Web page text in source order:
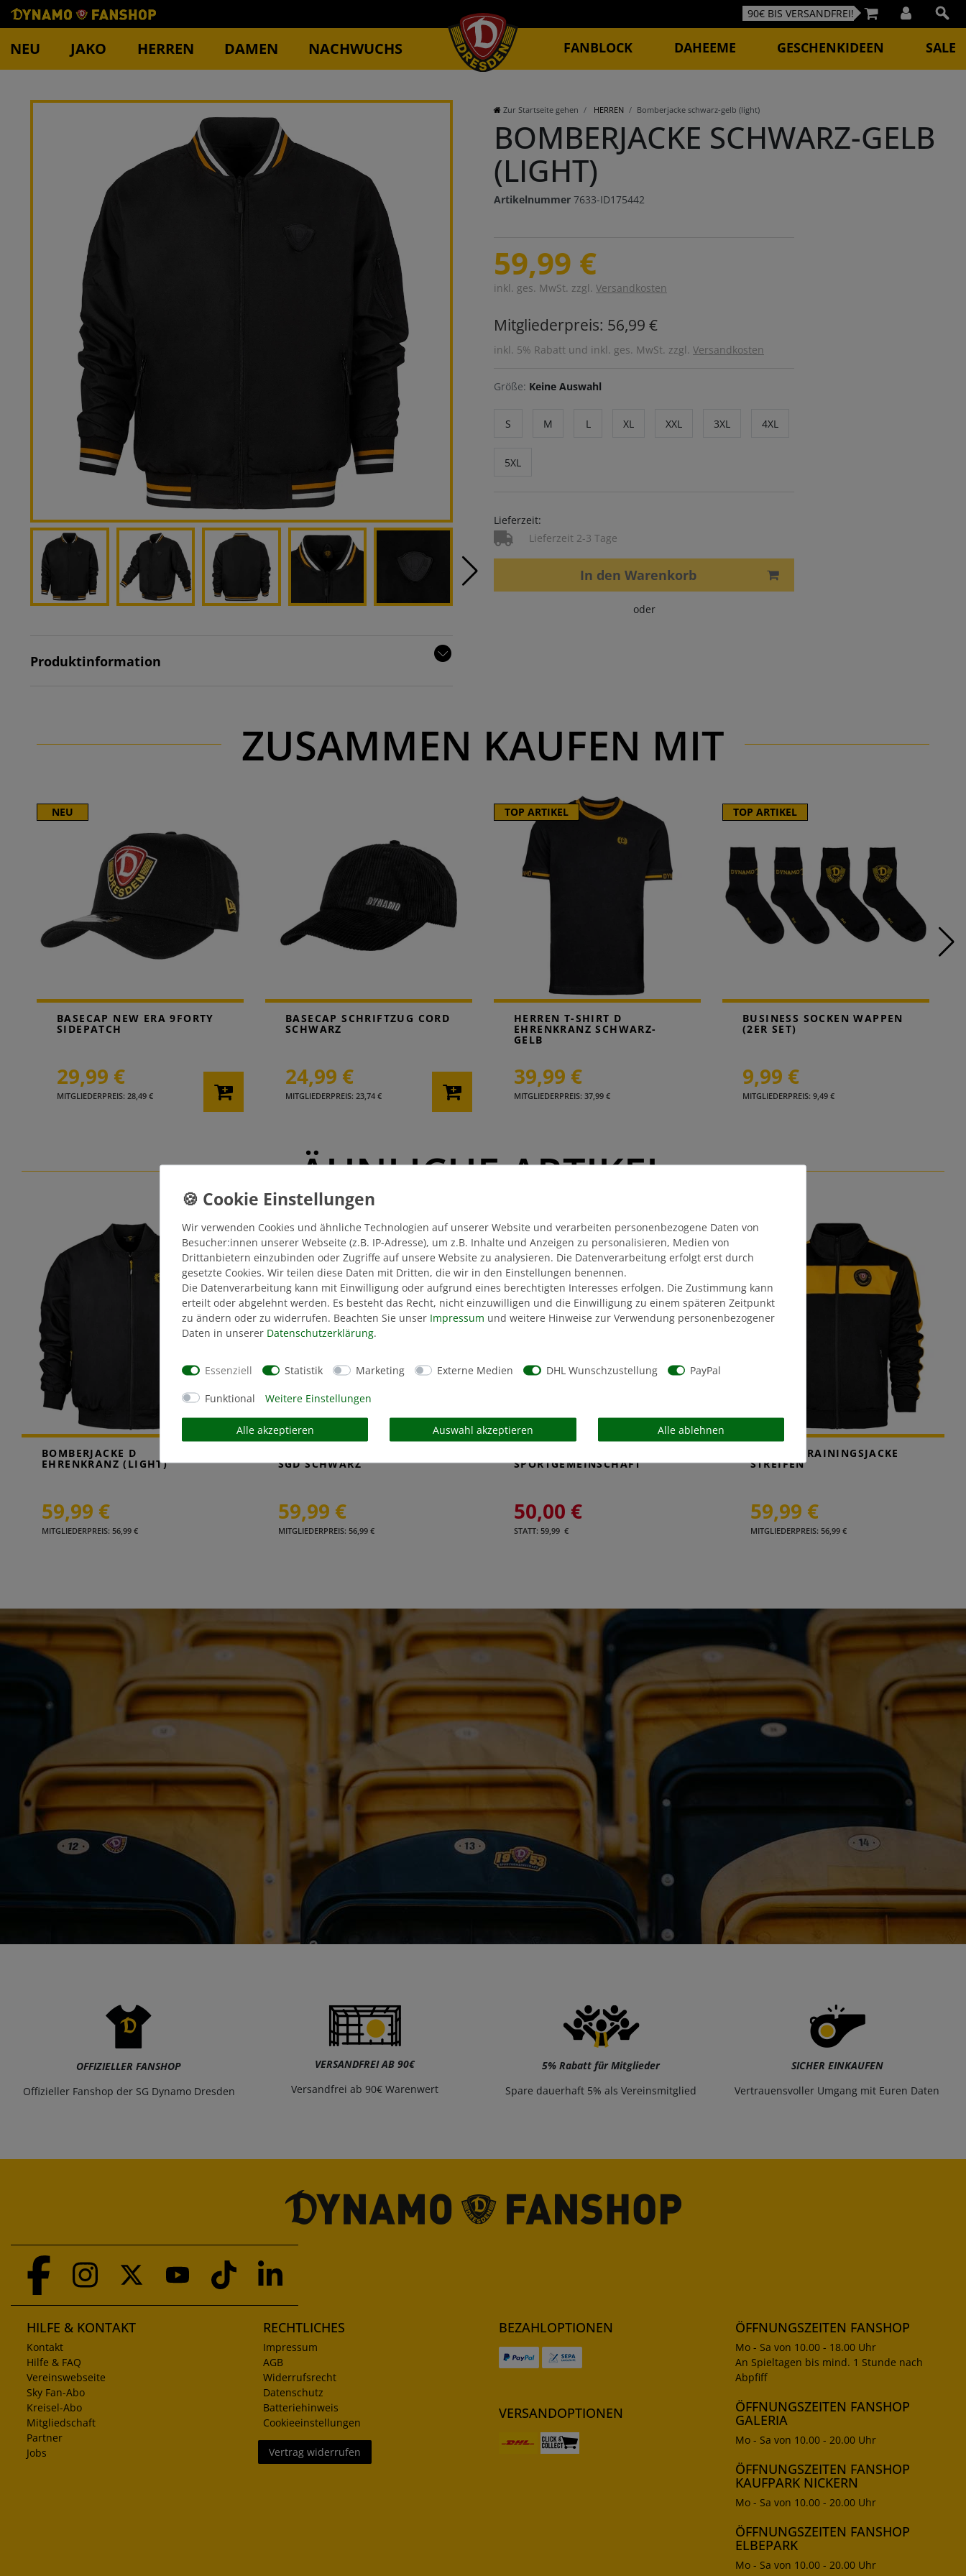
90€ BIS VERSANDFREI!
NEU JAKO HERREN DAMEN NACHWUCHS FANBLOCK DAHEEME GESCHENKIDEEN SALE
Produktinformation
Zur Startseite gehen HERREN Bomberjacke schwarz-gelb (light)
BOMBERJACKE SCHWARZ-GELB
(LIGHT)
Artikelnummer 7633-ID175442
59,99 €
inkl. ges. MwSt. zzgl. Versandkosten
Mitgliederpreis: 56,99 €
inkl. 5% Rabatt und inkl. ges. MwSt. zzgl. Versandkosten
Größe: Keine Auswahl
S M L XL XXL 3XL 4XL
5XL
Lieferzeit:
Lieferzeit 2-3 Tage
In den Warenkorb
oder
ZUSAMMEN KAUFEN MIT
NEU
BASECAP NEW ERA 9FORTY
SIDEPATCH
29,99 €
MITGLIEDERPREIS: 28,49 €
BASECAP SCHRIFTZUG CORD
SCHWARZ
24,99 €
MITGLIEDERPREIS: 23,74 €
TOP ARTIKEL
HERREN T-SHIRT D
EHRENKRANZ SCHWARZ-
GELB
39,99 €
MITGLIEDERPREIS: 37,99 €
TOP ARTIKEL
BUSINESS SOCKEN WAPPEN
(2ER SET)
9,99 €
MITGLIEDERPREIS: 9,49 €
ÄHNLICHE ARTIKEL
BOMBERJACKE D
EHRENKRANZ (LIGHT)
59,99 €
MITGLIEDERPREIS: 56,99 €
SGD SCHWARZ
59,99 €
MITGLIEDERPREIS: 56,99 €
SONDERANGEBOT
SPORTGEMEINSCHAFT
50,00 €
STATT: 59,99 €
HERREN TRAININGSJACKE
STREIFEN
59,99 €
MITGLIEDERPREIS: 56,99 €
OFFIZIELLER FANSHOP
Offizieller Fanshop der SG Dynamo Dresden
VERSANDFREI AB 90€
Versandfrei ab 90€ Warenwert
5% Rabatt für Mitglieder
Spare dauerhaft 5% als Vereinsmitglied
SICHER EINKAUFEN
Vertrauensvoller Umgang mit Euren Daten
HILFE & KONTAKT
Kontakt
Hilfe & FAQ
Vereinswebseite
Sky Fan-Abo
Kreisel-Abo
Mitgliedschaft
Partner
Jobs
RECHTLICHES
Impressum
AGB
Widerrufsrecht
Datenschutz
Batteriehinweis
Cookieeinstellungen
Vertrag widerrufen
BEZAHLOPTIONEN
VERSANDOPTIONEN
ÖFFNUNGSZEITEN FANSHOP
Mo - Sa von 10.00 - 18.00 Uhr
An Spieltagen bis mind. 1 Stunde nach
Abpfiff
ÖFFNUNGSZEITEN FANSHOP
GALERIA
Mo - Sa von 10.00 - 20.00 Uhr
ÖFFNUNGSZEITEN FANSHOP
KAUFPARK NICKERN
Mo - Sa von 10.00 - 20.00 Uhr
ÖFFNUNGSZEITEN FANSHOP
ELBEPARK
Mo - Sa von 10.00 - 20.00 Uhr
Wir verwenden Cookies und ähnliche Technologien auf unserer Website und verarbeiten personenbezogene Daten von
Besucher:innen unserer Webseite (z.B. IP-Adresse), um z.B. Inhalte und Anzeigen zu personalisieren, Medien von
Drittanbietern einzubinden oder Zugriffe auf unsere Website zu analysieren. Die Datenverarbeitung erfolgt erst durch
gesetzte Cookies. Wir teilen diese Daten mit Dritten, die wir in den Einstellungen benennen.
Die Datenverarbeitung kann mit Einwilligung oder aufgrund eines berechtigten Interesses erfolgen. Die Zustimmung kann
erteilt oder abgelehnt werden. Es besteht das Recht, nicht einzuwilligen und die Einwilligung zu einem späteren Zeitpunkt
zu ändern oder zu widerrufen. Beachten Sie unser Impressum und weitere Hinweise zur Verwendung personenbezogener
Daten in unserer Daten­schutz­erklärung.
Essenziell Statistik Marketing Externe Medien DHL Wunschzustellung PayPal
Funktional Weitere Einstellungen
Alle akzeptieren Auswahl akzeptieren Alle ablehnen